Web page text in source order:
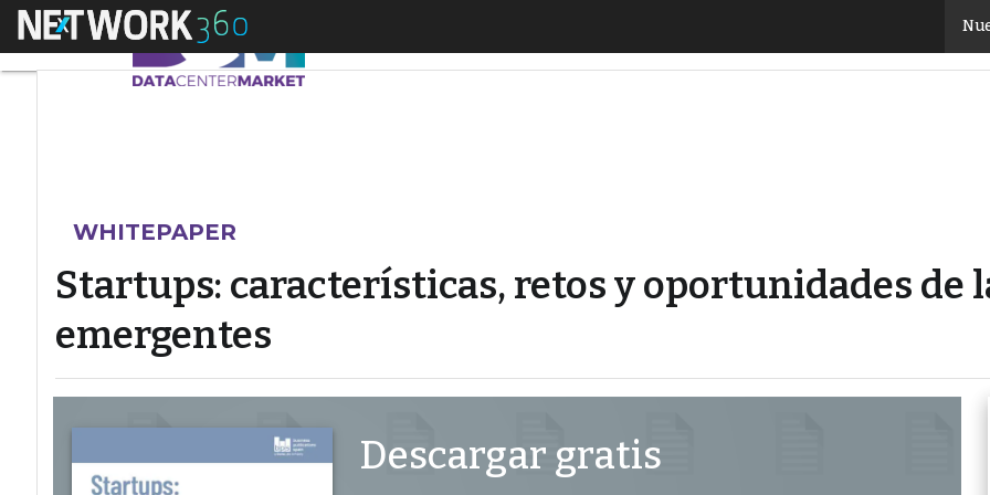
Menú Startups: características, retos y oportunidades de las empresas
WHITEPAPER
Startups: características, retos y oportunidades de
emergentes
Descargar gratis